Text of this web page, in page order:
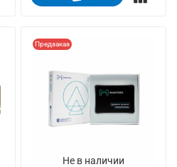
Не в наличии
Предзаказ